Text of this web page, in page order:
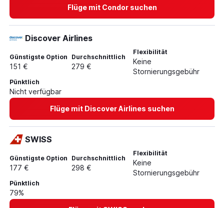
Flüge mit Condor suchen
Discover Airlines
Günstigste Option
151 €
Durchschnittlich
279 €
Flexibilität
Keine
Stornierungsgebühr
Pünktlich
Nicht verfügbar
Flüge mit Discover Airlines suchen
SWISS
Günstigste Option
177 €
Durchschnittlich
298 €
Flexibilität
Keine
Stornierungsgebühr
Pünktlich
79%